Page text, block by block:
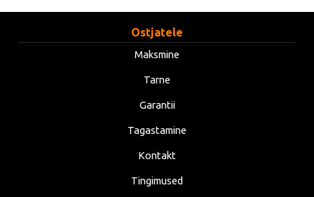
Ostjatele
Maksmine
Tarne
Garantii
Tagastamine
Kontakt
Tingimused